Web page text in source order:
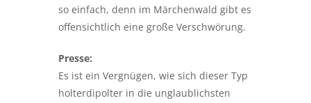
so einfach, denn im Märchenwald gibt es
offensichtlich eine große Verschwörung.
Presse:
Es ist ein Vergnügen, wie sich dieser Typ
holterdipolter in die unglaublichsten